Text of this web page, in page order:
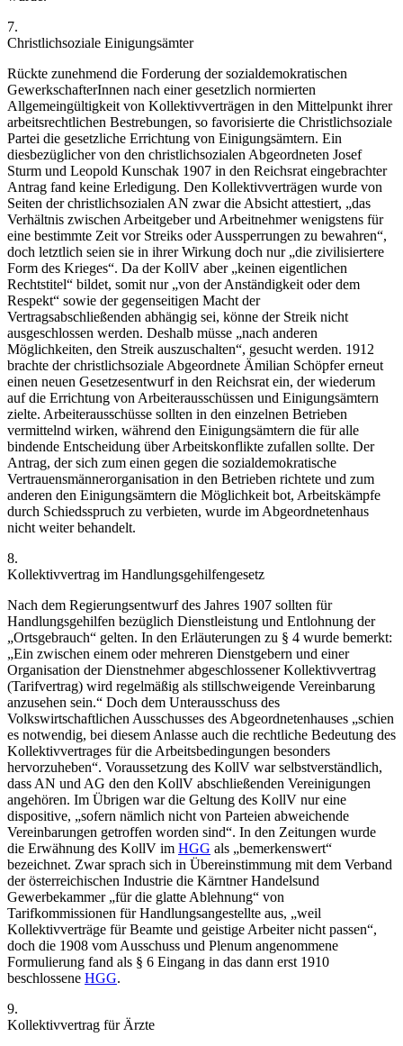
7.
Christlichsoziale Einigungsämter
Rückte zunehmend die Forderung der sozialdemokratischen
GewerkschafterInnen nach einer gesetzlich normierten
Allgemeingültigkeit von Kollektivverträgen in den Mittelpunkt ihrer
arbeitsrechtlichen Bestrebungen, so favorisierte die Christlichsoziale
Partei die gesetzliche Errichtung von Einigungsämtern. Ein
diesbezüglicher von den christlichsozialen Abgeordneten Josef
Sturm und Leopold Kunschak 1907 in den Reichsrat eingebrachter
Antrag fand keine Erledigung. Den Kollektivverträgen wurde von
Seiten der christlichsozialen AN zwar die Absicht attestiert, „das
Verhältnis zwischen Arbeitgeber und Arbeitnehmer wenigstens für
eine bestimmte Zeit vor Streiks oder Aussperrungen zu bewahren“,
doch letztlich seien sie in ihrer Wirkung doch nur „die zivilisiertere
Form des Krieges“. Da der KollV aber „keinen eigentlichen
Rechtstitel“ bildet, somit nur „von der Anständigkeit oder dem
Respekt“ sowie der gegenseitigen Macht der
Vertragsabschließenden abhängig sei, könne der Streik nicht
ausgeschlossen werden. Deshalb müsse „nach anderen
Möglichkeiten, den Streik auszuschalten“, gesucht werden. 1912
brachte der christlichsoziale Abgeordnete Ämilian Schöpfererneut
einen neuen Gesetzesentwurf in den Reichsrat ein, der wiederum
auf die Errichtung von Arbeiterausschüssen und Einigungsämtern
zielte. Arbeiterausschüsse sollten in den einzelnen Betrieben
vermittelnd wirken, während den Einigungsämtern die für alle
bindende Entscheidung über Arbeitskonflikte zufallen sollte. Der
Antrag, der sich zum einen gegen die sozialdemokratische
Vertrauensmännerorganisation in den Betrieben richtete und zum
anderen den Einigungsämtern die Möglichkeit bot, Arbeitskämpfe
durch Schiedsspruch zu verbieten, wurde im Abgeordnetenhaus
nicht weiter behandelt.
8.
Kollektivvertrag im Handlungsgehilfengesetz
Nach dem Regierungsentwurf des Jahres 1907 sollten für
Handlungsgehilfen bezüglich Dienstleistung und Entlohnung der
„Ortsgebrauch“ gelten. In den Erläuterungen zu § 4 wurde bemerkt:
„Ein zwischen einem oder mehreren Dienstgebern und einer
Organisation der Dienstnehmer abgeschlossener Kollektivvertrag
(Tarifvertrag) wird regelmäßig als stillschweigende Vereinbarung
anzusehen sein.“ Doch dem Unterausschuss des
Volkswirtschaftlichen Ausschusses des Abgeordnetenhauses „schien
es notwendig, bei diesem Anlasse auch die rechtliche Bedeutung des
Kollektivvertrages für die Arbeitsbedingungen besonders
hervorzuheben“. Voraussetzung des KollV war selbstverständlich,
dass AN und AG den den KollV abschließenden Vereinigungen
angehören. Im Übrigen war die Geltung des KollV nur eine
dispositive, „sofern nämlich nicht von Parteien abweichende
Vereinbarungen getroffen worden sind“. In den Zeitungen wurde
die Erwähnung des KollV im HGG als „bemerkenswert“
bezeichnet. Zwar sprach sich in Übereinstimmung mit dem Verband
der österreichischen Industrie die Kärntner Handelsund
Gewerbekammer „für die glatte Ablehnung“ von
Tarifkommissionen für Handlungsangestellte aus, „weil
Kollektivverträge für Beamte und geistige Arbeiter nicht passen“,
doch die 1908 vom Ausschuss und Plenum angenommene
Formulierung fand als § 6 Eingang in das dann erst 1910
beschlossene HGG.
9.
Kollektivvertrag für Ärzte